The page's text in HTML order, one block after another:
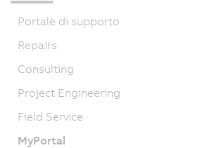
Portale di supporto
Repairs
Consulting
Project Engineering
Field Service
MyPortal